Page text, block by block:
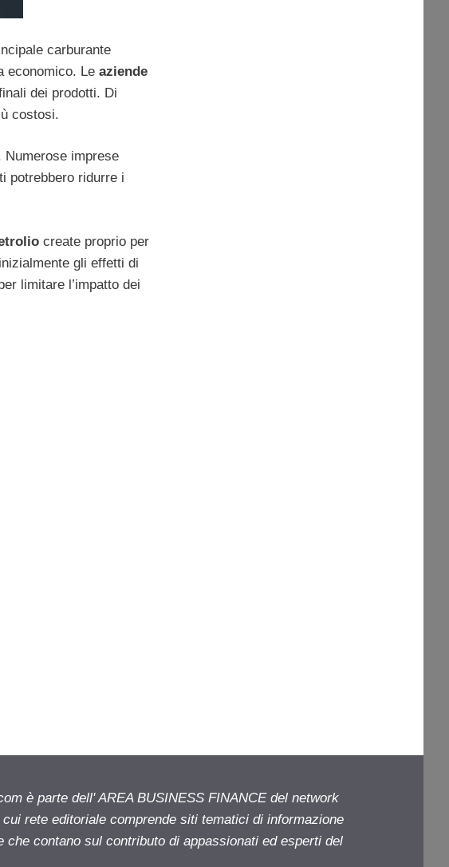
carburante
economico. Le aziende
dei prodotti. Di
costosi.
imprese
potrebbero ridurre i
create proprio per
gli effetti di
limitare l’impatto dei
è parte dell' AREA BUSINESS FINANCE del network
rete editoriale comprende siti tematici di informazione
che contano sul contributo di appassionati ed esperti del